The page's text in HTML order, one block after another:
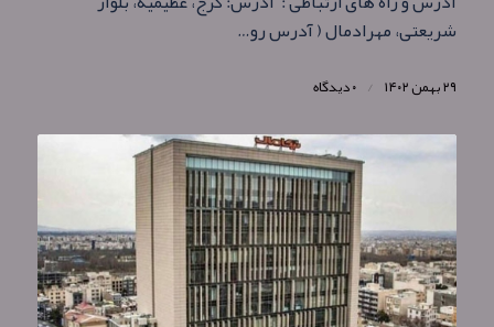
شریعتی، مهرادمال ( آدرس رو…
۲۹ بهمن ۱۴۰۲ / ۰ دیدگاه